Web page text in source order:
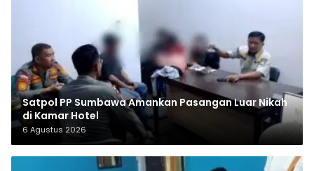
Satpol PP Sumbawa Amankan Pasangan Luar Nikah
di Kamar Hotel
6 Agustus 2026